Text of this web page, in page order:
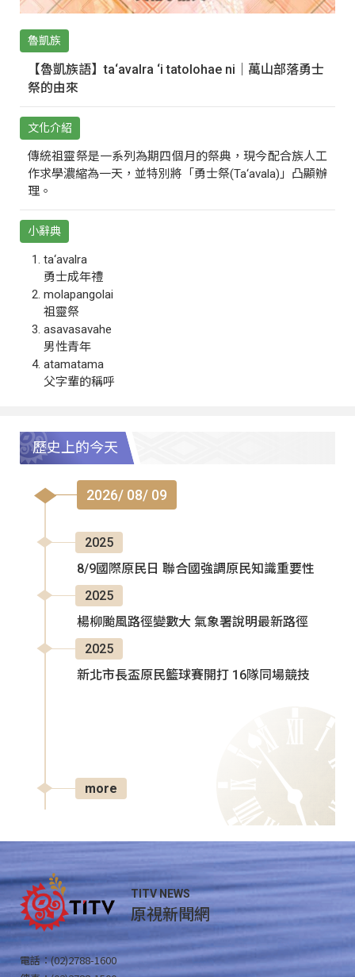
魯凱族
【魯凱族語】ta‘avalra ‘i tatolohae ni｜萬山部落勇士
祭的由來
文化介紹
傳統祖靈祭是一系列為期四個月的祭典，現今配合族人工
作求學濃縮為一天，並特別將「勇士祭(Ta‘avala)」凸顯辦
理。
小辭典
ta‘avalra
勇士成年禮
molapangolai
祖靈祭
asavasavahe
男性青年
atamatama
父字輩的稱呼
歷史上的今天
2026/ 08/ 09
2025
8/9國際原民日 聯合國強調原民知識重要性
2025
楊柳颱風路徑變數大 氣象署說明最新路徑
2025
新北市長盃原民籃球賽開打 16隊同場競技
more
TITV NEWS
原視新聞網
電話：(02)2788-1600